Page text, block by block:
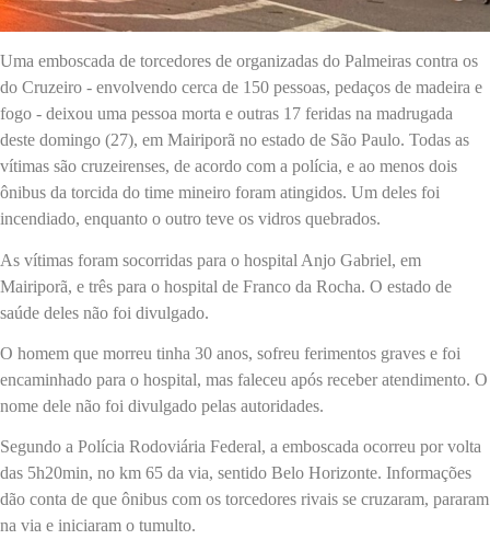
Uma emboscada de torcedores de organizadas do Palmeiras contra os
do Cruzeiro - envolvendo cerca de 150 pessoas, pedaços de madeira e
fogo - deixou uma pessoa morta e outras 17 feridas na madrugada
deste domingo (27), em Mairiporã no estado de São Paulo. Todas as
vítimas são cruzeirenses, de acordo com a polícia, e ao menos dois
ônibus da torcida do time mineiro foram atingidos. Um deles foi
incendiado, enquanto o outro teve os vidros quebrados.
As vítimas foram socorridas para o hospital Anjo Gabriel, em
Mairiporã, e três para o hospital de Franco da Rocha. O estado de
saúde deles não foi divulgado.
O homem que morreu tinha 30 anos, sofreu ferimentos graves e foi
encaminhado para o hospital, mas faleceu após receber atendimento. O
nome dele não foi divulgado pelas autoridades.
Segundo a Polícia Rodoviária Federal, a emboscada ocorreu por volta
das 5h20min, no km 65 da via, sentido Belo Horizonte. Informações
dão conta de que ônibus com os torcedores rivais se cruzaram, pararam
na via e iniciaram o tumulto.